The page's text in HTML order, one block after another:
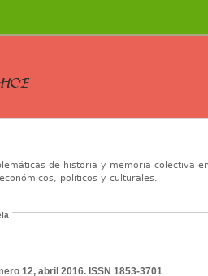
de historia y memoria colectiva
políticos y culturales.
12, abril 2016. ISSN 1853-3701